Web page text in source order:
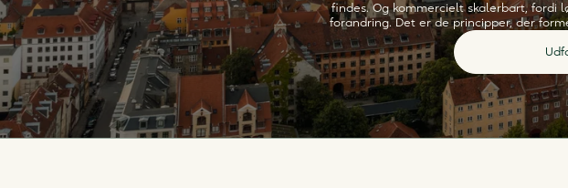
findes. Og kommercielt skalerbart, fordi
forandring. Det er de principper, der